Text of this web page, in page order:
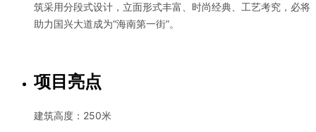
筑采用分段式设计，立面形式丰富、时尚经典、工艺考究，必将
助力国兴大道成为“海南第一街”。
项目亮点
建筑高度：250米